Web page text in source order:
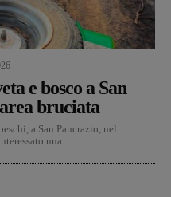
e bosco a San
bruciata
a San Pancrazio, nel
una...